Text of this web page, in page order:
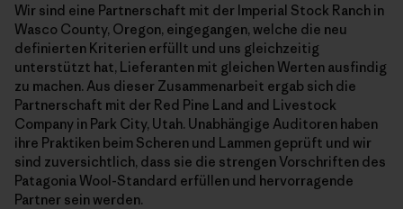
Wir sind eine Partnerschaft mit der Imperial Stock Ranch in
Wasco County, Oregon, eingegangen, welche die neu
definierten Kriterien erfüllt und uns gleichzeitig
unterstützt hat, Lieferanten mit gleichen Werten ausfindig
zu machen. Aus dieser Zusammenarbeit ergab sich die
Partnerschaft mit der Red Pine Land and Livestock
Company in Park City, Utah. Unabhängige Auditoren haben
ihre Praktiken beim Scheren und Lammen geprüft und wir
sind zuversichtlich, dass sie die strengen Vorschriften des
Patagonia Wool-Standard erfüllen und hervorragende
Partner sein werden.